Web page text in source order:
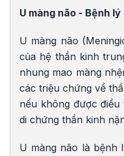
U màng não - Bệnh
U màng não
của hệ thần kinh
nhung mao màng
các triệu chứng về
nếu không được
di chứng thần kinh
U màng não là bệnh